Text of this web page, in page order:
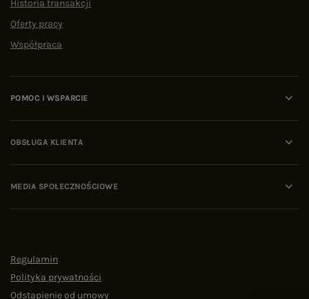
Historia transakcji
Oferty pracy
Współpraca
POMOC I WSPARCIE
OBSŁUGA KLIENTA
MEDIA SPOŁECZNOŚCIOWE
Regulamin
Polityka prywatności
Odstąpienie od umowy